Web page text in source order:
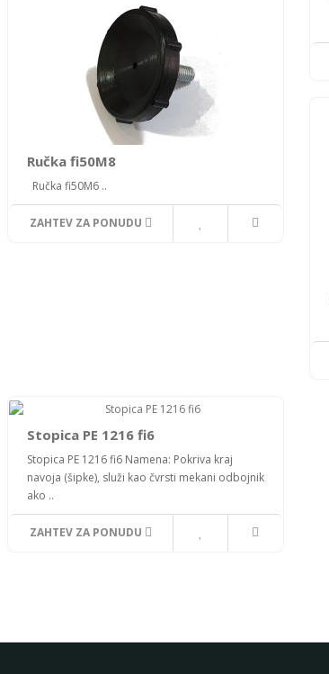
Ručka fi50M8
Ručka fi50M6 ..
ZAHTEV ZA PONUDU
Stopica PE 1216 fi6
Stopica PE 1216 fi6 Namena: Pokriva kraj
navoja (šipke), služi kao čvrsti mekani odbojnik
ako ..
ZAHTEV ZA PONUDU